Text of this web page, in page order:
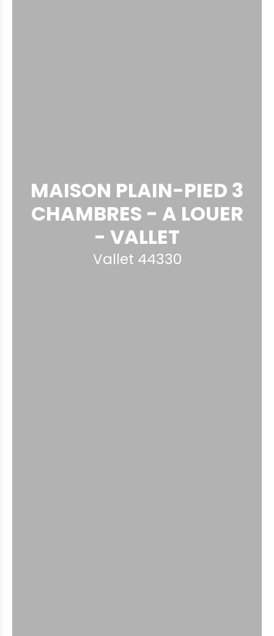
MAISON PLAIN-PIED 3
CHAMBRES - A LOUER
- VALLET
Vallet 44330